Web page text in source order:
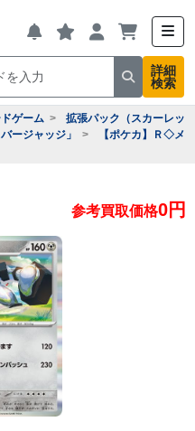
詳細
検索
ゲーム
拡張パック（スカーレッ
ージャッジ」
【ポケカ】Ｒ◇メ
参考買取価格0円